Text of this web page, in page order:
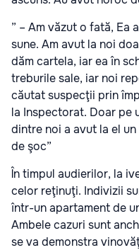
” – Am văzut o fată, Ea
sune. Am avut la noi
dăm cartela, iar ea în
treburile sale, iar noi
căutat suspecţii prin
la Inspectorat. Doar pe
dintre noi a avut la el
de şoc”
În timpul audierilor, la
celor reţinuţi. Indivizii
într-un apartament de
Ambele cazuri sunt
se va demonstra